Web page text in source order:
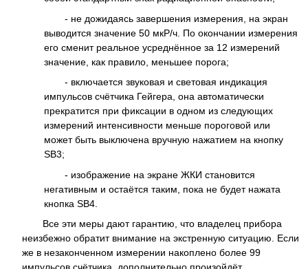
- не дожидаясь завершения измерения, на экран
выводится значение 50 мкР/ч. По окончании измерения
его сменит реальное усреднённое за 12 измерений
значение, как правило, меньшее порога;
- включается звуковая и световая индикация
импульсов счётчика Гейгера, она автоматически
прекратится при фиксации в одном из следующих
измерений интенсивности меньше пороговой или
может быть выключена вручную нажатием на кнопку
SB3;
- изображение на экране ЖКИ становится
негативным и остаётся таким, пока не будет нажата
кнопка SB4.
Все эти меры дают гарантию, что владелец прибора
неизбежно обратит внимание на экстренную ситуацию. Если
же в незаконченном измерении накоплено более 99